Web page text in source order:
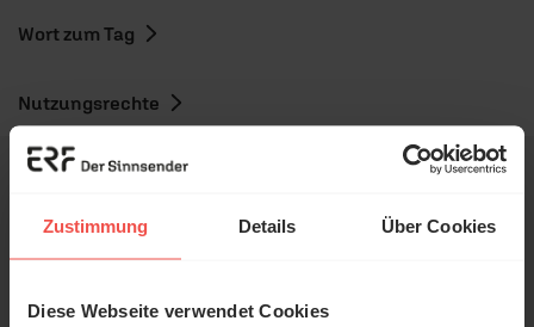
Zustimmung Details Über Cookies
Diese Webseite verwendet Cookies
Wort zum Tag
Nutzungsrechte
Ihr Kommentar
© Ruth Schneider / ERF